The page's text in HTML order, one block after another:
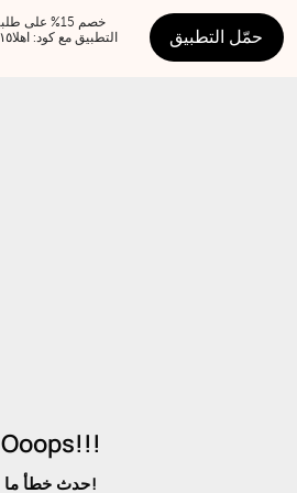
حمّل التطبيق
Ooops!!!
حدث خطأ ما!